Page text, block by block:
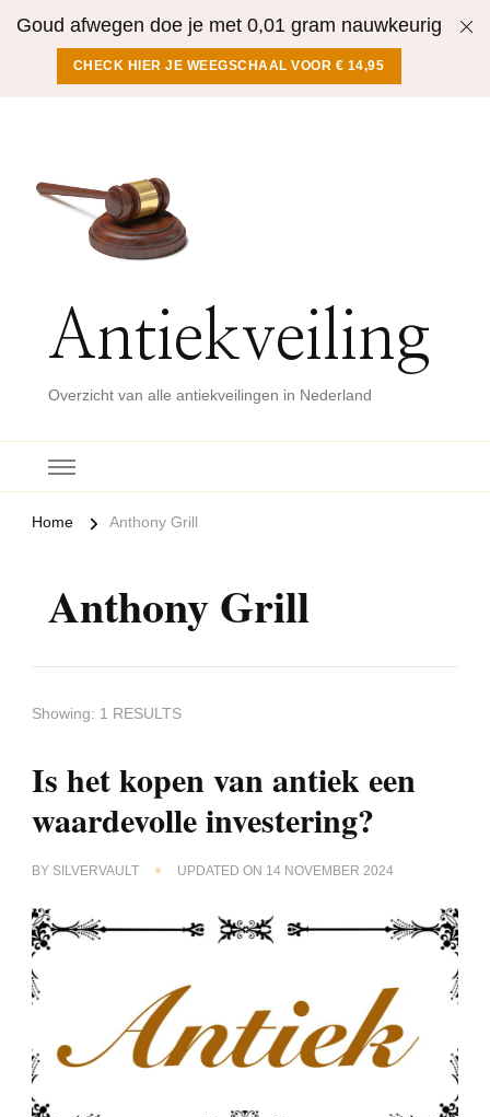
Goud afwegen doe je met 0,01 gram nauwkeurig
CHECK HIER JE WEEGSCHAAL VOOR € 14,95
Antiekveiling
Overzicht van alle antiekveilingen in Nederland
Home Anthony Grill
Anthony Grill
Showing: 1 RESULTS
Is het kopen van antiek een
waardevolle investering?
BY SILVERVAULT UPDATED ON 14 NOVEMBER 2024